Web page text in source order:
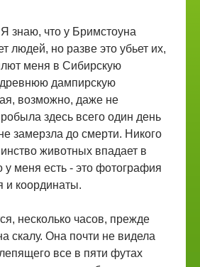
знаю, что у Бримстоуна
людей, но разве это убьет их,
меня в Сибирскую
древнюю дампирскую
возможно, даже не
здесь всего один день
замерзла до смерти. Никого
животных впадает в
у меня есть - это фотография
и координаты.
несколько часов, прежде
скалу. Она почти не видела
все в пяти футах